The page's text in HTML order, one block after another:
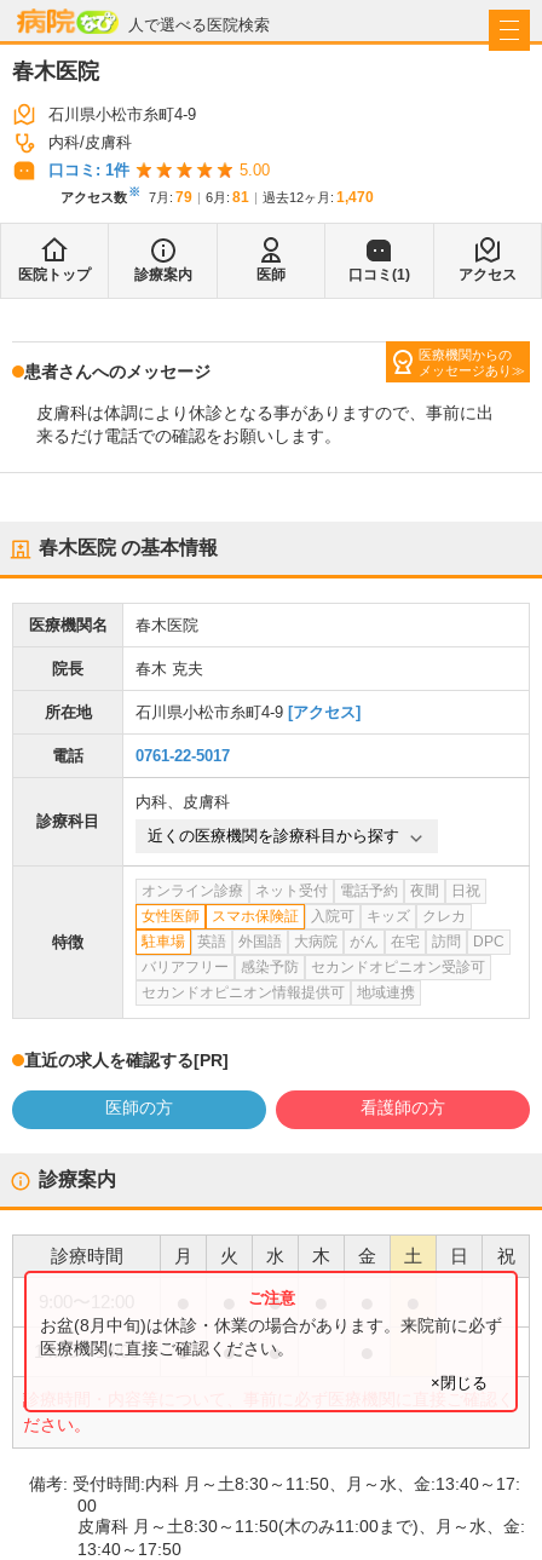
人で選べる医院検索
病院なび
春木医院
石川県小松市糸町4-9
内科 皮膚科
口コミ: 1件 5.00
アクセス数※ 7月 : 79 6月 : 81 過去12ヶ月: 1,470
医院トップ 診療案内 医師 口コミ(1) アクセス
医療機関からの
メッセージあり
患者さんへのメッセージ
皮膚科は体調により休診となる事がありますので、事前に出
来るだけ電話での確認をお願いします。
春木医院の基本情報
医療機関名 春木医院
院長 春木 克夫
所在地 石川県小松市糸町4-9 [アクセス]
電話 0761-22-5017
診療科目
内科、 皮膚科
近くの医療機関を診療科目から探す
特徴
オンライン診療 ネット受付 電話予約 夜間
日祝
女性医師
スマホ保険証 入院可 キッズ
クレカ
駐車場
英語 外国語 大病院 がん 在宅 訪問
DPC
バリアフリー
感染予防
セカンドオピニオン受診可
セカンドオピニオン情報提供可
地域連携
直近の求人を確認する[PR]
医師の方 看護師の方
診療案内
診療時間 月 火 水 木 金 土 日 祝
●
14:00〜18:00 ● ● ●
診療時間・内容等について、事前に必ず医療機関に直接ご確認く
ださい。
お盆(8月中旬)は休診・休業の場合があります。来院前に必ず
医療機関に直接ご確認ください。
×閉じる
備考:受付時間:内科 月～土8:30～11:50、月～水、金:13:40～17:
00
皮膚科 月～土8:30～11:50(木のみ11:00まで)、月～水、金:
13:40～17:50